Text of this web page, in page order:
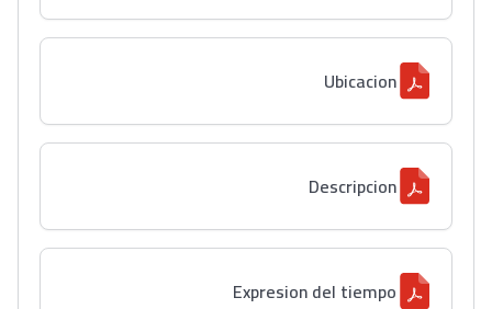
Ubicacion
Descripcion
Expresion del tiempo